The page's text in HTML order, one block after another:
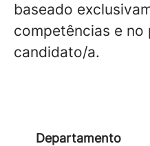
baseado
competências e no
candidato/a.
Departamento